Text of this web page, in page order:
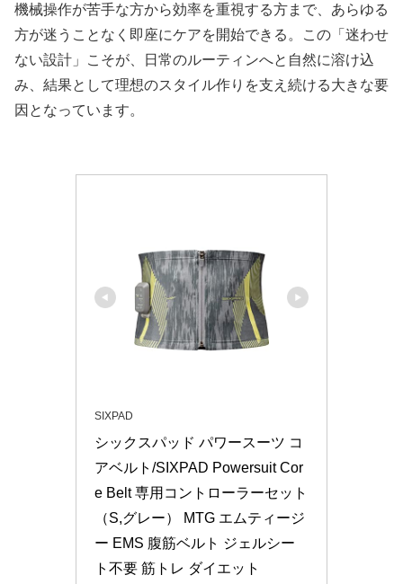
機械操作が苦手な方から効率を重視する方まで、あらゆる
方が迷うことなく即座にケアを開始できる。この「迷わせ
ない設計」こそが、日常のルーティンへと自然に溶け込
み、結果として理想のスタイル作りを支え続ける大きな要
因となっています。
SIXPAD
シックスパッド パワースーツ コ
アベルト/SIXPAD Powersuit Cor
e Belt 専用コントローラーセット
（S,グレー） MTG エムティージ
ー EMS 腹筋ベルト ジェルシー
ト不要 筋トレ ダイエット